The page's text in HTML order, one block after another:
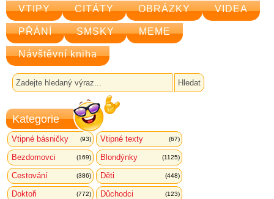
VTIPY CITÁTY OBRÁZKY VIDEA
PŘÁNÍ SMSKY MEME
Návštěvní kniha
Kategorie
Vtipné básničky (93) Vtipné texty (67)
Bezdomovci (169) Blondýnky (1125)
Cestování (386) Děti (448)
Doktoři (772) Důchodci (123)